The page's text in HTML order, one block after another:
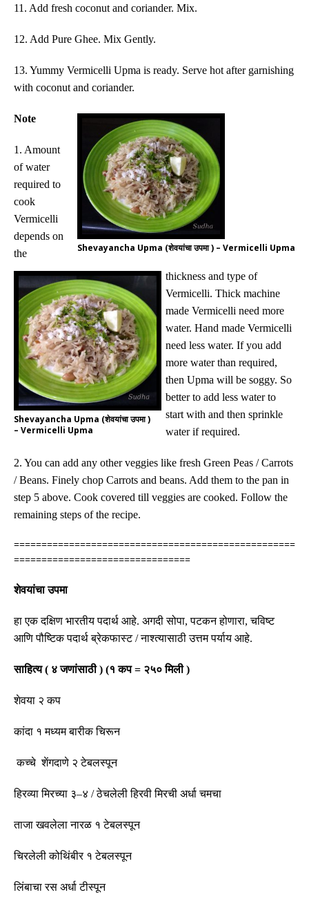
11. Add fresh coconut and coriander. Mix.
12. Add Pure Ghee. Mix Gently.
13. Yummy Vermicelli Upma is ready. Serve hot after garnishing
with coconut and coriander.
Shevayancha Upma (शेवयांचा उपमा ) – Vermicelli Upma
Shevayancha Upma (शेवयांचा उपमा )
– Vermicelli Upma
Note
1. Amount
of water
required to
cook
Vermicelli
depends on
the
thickness and type of
Vermicelli. Thick machine
made Vermicelli need more
water. Hand made Vermicelli
need less water. If you add
more water than required,
then Upma will be soggy. So
better to add less water to
start with and then sprinkle
water if required.
2. You can add any other veggies like fresh Green Peas / Carrots
/ Beans. Finely chop Carrots and beans. Add them to the pan in
step 5 above. Cook covered till veggies are cooked. Follow the
remaining steps of the recipe.
===================================================
================================
शेवयांचा उपमा
हा एक दक्षिण भारतीय पदार्थ आहे. अगदी सोपा,पटकन होणारा,चविष्ट
आणि पौष्टिक पदार्थ ब्रेकफास्ट/नाश्त्यासाठी उत्तम पर्याय आहे.
साहित्य( ४ जणांसाठी) (१ कप= २५० मिली)
शेवया २ कप
कांदा १ मध्यम बारीक चिरून
कच्चे शेंगदाणे २ टेबलस्पून
हिरव्या मिरच्या ३–४ /ठेचलेली हिरवी मिरची अर्धा चमचा
ताजा खवलेला नारळ १ टेबलस्पून
चिरलेली कोथिंबीर १ टेबलस्पून
लिंबाचा रस अर्धाटीस्पून